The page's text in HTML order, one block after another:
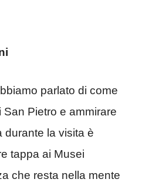
parlato di come
Pietro e ammirare
durante la visita è
tappa ai Musei
che resta nella mente